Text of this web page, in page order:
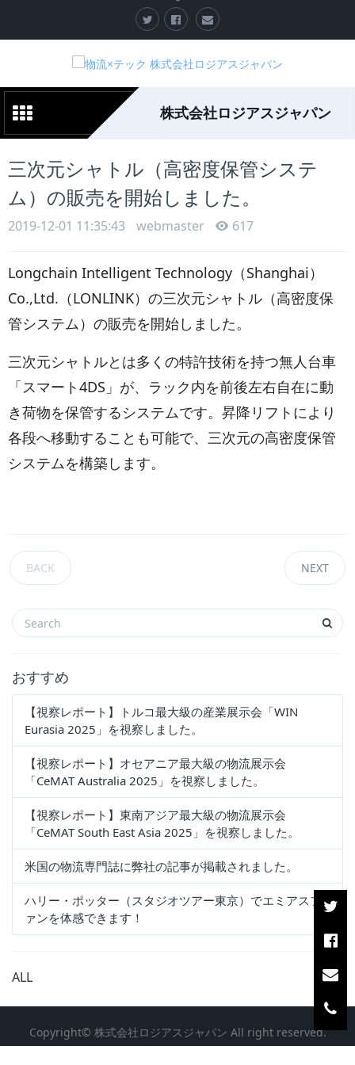
株式会社ロジアスジャパン
三次元シャトル（高密度保管システ
ム）の販売を開始しました。
2019-12-01 11:35:43 webmaster 617
Longchain Intelligent Technology（Shanghai）
Co.,Ltd.（LONLINK）の三次元シャトル（高密度保
管システム）の販売を開始しました。
三次元シャトルとは多くの特許技術を持つ無⼈台⾞
「スマート4DS」が、ラック内を前後左右自在に動
き荷物を保管するシステムです。昇降リフトにより
各段へ移動することも可能で、三次元の高密度保管
システムを構築します。
BACK NEXT
おすすめ
【視察レポート】トルコ最大級の産業展示会「WIN
Eurasia 2025」を視察しました。
【視察レポート】オセアニア最大級の物流展示会
「CeMAT Australia 2025」を視察しました。
【視察レポート】東南アジア最大級の物流展示会
「CeMAT South East Asia 2025」を視察しました。
米国の物流専門誌に弊社の記事が掲載されました。
ハリー・ポッター（スタジオツアー東京）でエミアスフ
ァンを体感できます！
ALL
Copyright© 株式会社ロジアスジャパン All right reserved.